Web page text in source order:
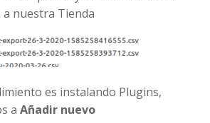
nuestra Tienda
es instalando Plugins,
a Añadir nuevo